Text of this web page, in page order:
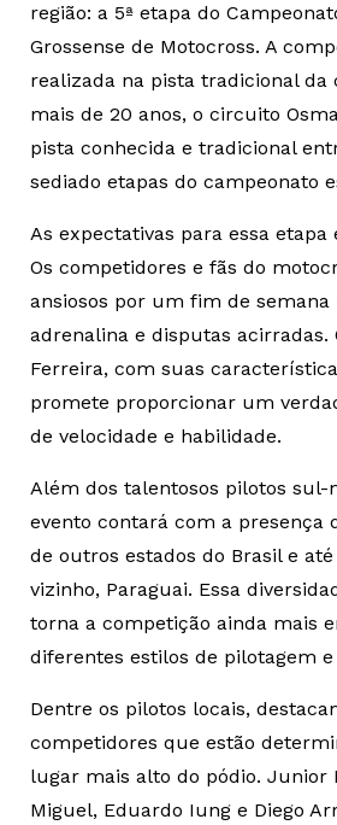
região: a 5ª etapa do
Grossense de Motocross. A
realizada na pista tradicional da
mais de 20 anos, o circuito
pista conhecida e tradicional
sediado etapas do campeonato
As expectativas para essa etapa
Os competidores e fãs do
ansiosos por um fim de semana
adrenalina e disputas acirradas.
Ferreira, com suas
promete proporcionar um
de velocidade e habilidade.
Além dos talentosos pilotos sul-
evento contará com a presença
de outros estados do Brasil e
vizinho, Paraguai. Essa
torna a competição ainda mais
diferentes estilos de pilotagem e
Dentre os pilotos locais,
competidores que estão
lugar mais alto do pódio. Junior
Miguel, Eduardo Iung e Diego